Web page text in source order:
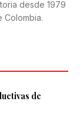
de
desde 1979
Colombia.